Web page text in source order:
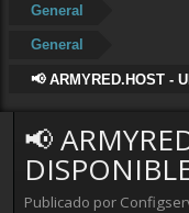
General
General
📢 ARMYRED.HOST -
📢
Publicado por